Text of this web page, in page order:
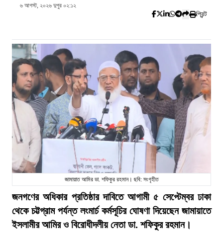
৬ আগস্ট, ২০২৬ দুপুর ০২:১২
প্রিন্ট
জামায়াত আমির ডা. শফিকুর রহমান। ছবি: সংগৃহীত
জনগণের অধিকার প্রতিষ্ঠার দাবিতে আগামী ৫ সেপ্টেম্বর ঢাকা
থেকে চট্টগ্রাম পর্যন্ত লংমার্চ কর্মসূচির ঘোষণা দিয়েছেন জামায়াতে
ইসলামীর আমির ও বিরোধীদলীয় নেতা ডা. শফিকুর রহমান।